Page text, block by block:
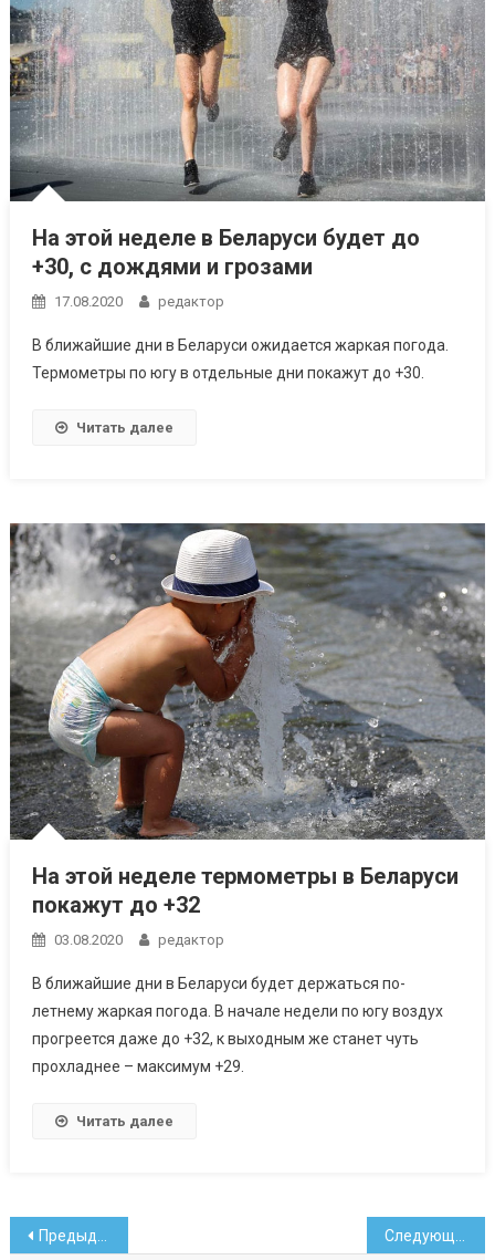
На этой неделе в Беларуси будет до
+30, с дождями и грозами
17.08.2020 редактор
В ближайшие дни в Беларуси ожидается жаркая погода.
Термометры по югу в отдельные дни покажут до +30.
Читать далее
На этой неделе термометры в Беларуси
покажут до +32
03.08.2020 редактор
В ближайшие дни в Беларуси будет держаться по-
летнему жаркая погода. В начале недели по югу воздух
прогреется даже до +32, к выходным же станет чуть
прохладнее – максимум +29.
Читать далее
Навигация
Предыдущие записи